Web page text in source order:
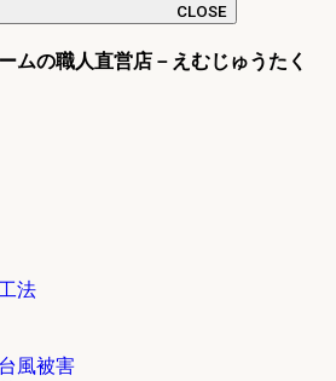
CLOSE
ムの職人直営店－えむじゅうたく
法
風被害